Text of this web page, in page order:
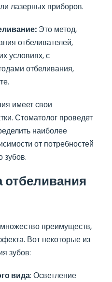
лазерных приборов.
Это метод,
отбеливателей,
условиях, с
отбеливания,
имеет свои
Стоматолог проведет
наиболее
от потребностей
зубов.
преимуществ,
Вот некоторые из
зубов:
вида: Осветление